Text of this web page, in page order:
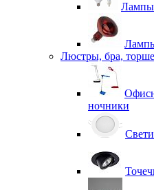
Лампы
Люстры, бра,
ночники